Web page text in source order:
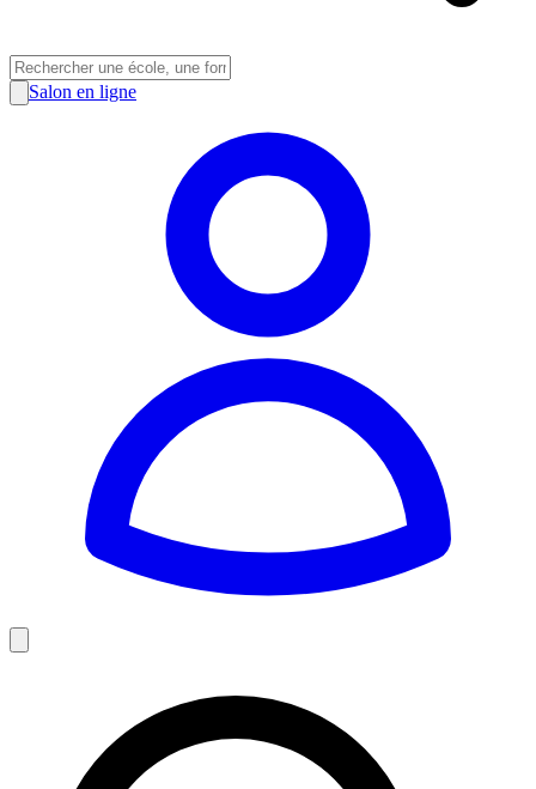
Salon en ligne